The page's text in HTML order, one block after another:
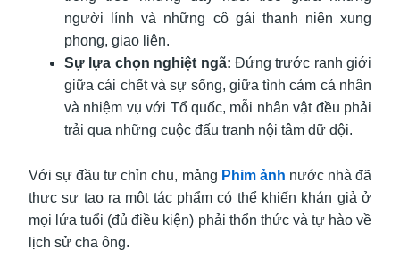
người lính và những cô gái thanh niên xung
phong, giao liên.
Sự lựa chọn nghiệt ngã: Đứng trước ranh giới
giữa cái chết và sự sống, giữa tình cảm cá nhân
và nhiệm vụ với Tổ quốc, mỗi nhân vật đều phải
trải qua những cuộc đấu tranh nội tâm dữ dội.
Với sự đầu tư chỉn chu, mảng Phim ảnh nước nhà đã
thực sự tạo ra một tác phẩm có thể khiến khán giả ở
mọi lứa tuổi (đủ điều kiện) phải thổn thức và tự hào về
lịch sử cha ông.